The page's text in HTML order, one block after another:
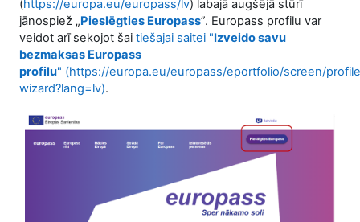
(https://europa.eu/europass/lv) labajā augšējā stūrī
jānospiež „Pieslēgties Europass”. Europass profilu var
veidot arī sekojot šai tiešajai saitei "Izveido savu
bezmaksas Europass
profilu" (https://europa.eu/europass/eportfolio/screen/
wizard?lang=lv).